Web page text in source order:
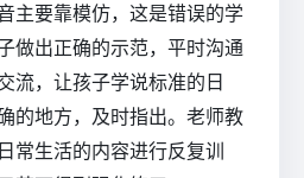
主要靠模仿，这是错误的学
做出正确的示范，平时沟通
流，让孩子学说标准的日
的地方，及时指出。老师教
常生活的内容进行反复训